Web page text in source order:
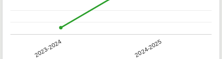
2023-2024 2024-2025